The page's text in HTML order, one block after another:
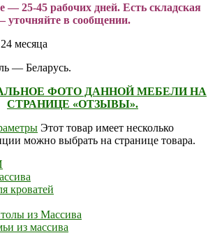
— 25-45 рабочих дней. Есть складская
уточняйте в сообщении.
месяца
— Беларусь.
ФОТО ДАННОЙ МЕБЕЛИ НА
СТРАНИЦЕ «ОТЗЫВЫ».
Этот товар имеет несколько
можно выбрать на странице товара.
кроватей
из Массива
из массива